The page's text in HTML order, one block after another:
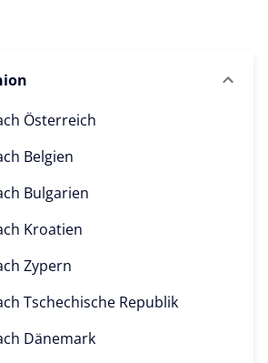
Österreich
Belgien
Bulgarien
Kroatien
Zypern
Tschechische Republik
Dänemark